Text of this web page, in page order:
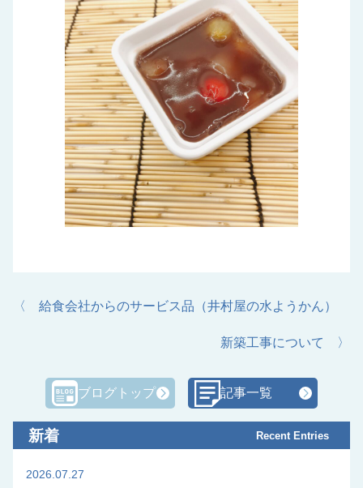
〈 給食会社からのサービス品（井村屋の水ようかん）
新築工事について 〉
ブログトップ 記事一覧
新着 Recent Entries
2026.07.27